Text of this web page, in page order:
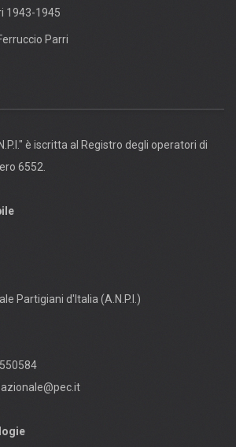
1943-1945
Parri
è iscritta al Registro degli operatori di
6552.
Partigiani d'Italia (A.N.P.I.)